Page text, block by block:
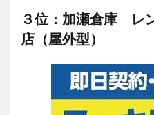
３位：加瀬倉庫 レ
店（屋外型）